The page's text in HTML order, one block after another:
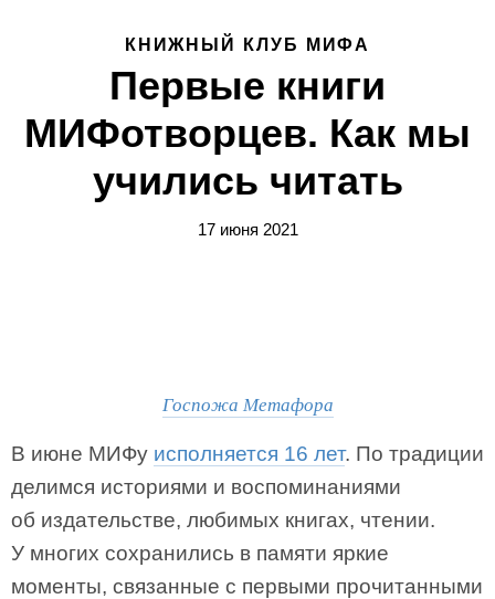
КНИЖНЫЙ КЛУБ МИФА
Первые книги
МИФотворцев. Как мы
учились читать
17 июня 2021
Госпожа Метафора
В июне МИФу исполняется 16 лет. По традиции
делимся историями и воспоминаниями
об издательстве, любимых книгах, чтении.
У многих сохранились в памяти яркие
моменты, связанные с первыми прочитанными